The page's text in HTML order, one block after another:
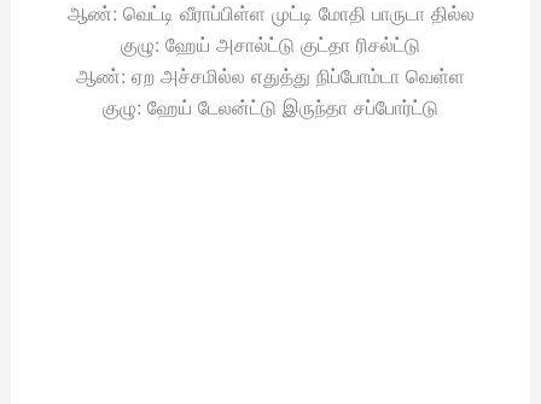
ஆண்: வெட்டி வீராப்பிள்ள முட்டி மோதி பாருடா தில்ல
குழு: ஹேய் அசால்ட்டு குட்தா ரிசல்ட்டு
ஆண்: ஏற அச்சமில்ல எதுத்து நிப்போம்டா வெள்ள
குழு: ஹேய் டேலன்ட்டு இருந்தா சப்போர்ட்டு